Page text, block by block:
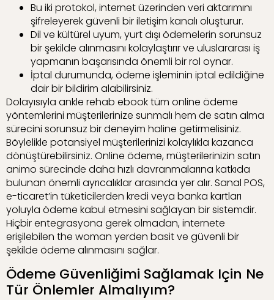
Bu iki protokol, internet üzerinden veri aktarımını
şifreleyerek güvenli bir iletişim kanalı oluşturur.
Dil ve kültürel uyum, yurt dışı ödemelerin sorunsuz
bir şekilde alınmasını kolaylaştırır ve uluslararası iş
yapmanın başarısında önemli bir rol oynar.
İptal durumunda, ödeme işleminin iptal edildiğine
dair bir bildirim alabilirsiniz.
Dolayısıyla ankle rehab ebook tüm online ödeme
yöntemlerini müşterilerinize sunmalı hem de satın alma
sürecini sorunsuz bir deneyim haline getirmelisiniz.
Böylelikle potansiyel müşterilerinizi kolaylıkla kazanca
dönüştürebilirsiniz. Online ödeme, müşterilerinizin satın
animo sürecinde daha hızlı davranmalarına katkıda
bulunan önemli ayrıcalıklar arasında yer alır. Sanal POS,
e-ticaret’in tüketicilerden kredi veya banka kartları
yoluyla ödeme kabul etmesini sağlayan bir sistemdir.
Hiçbir entegrasyona gerek olmadan, internete
erişilebilen the woman yerden basit ve güvenli bir
şekilde ödeme alınmasını sağlar.
Ödeme Güvenliğimi Sağlamak Için Ne
Tür Önlemler Almalıyım?